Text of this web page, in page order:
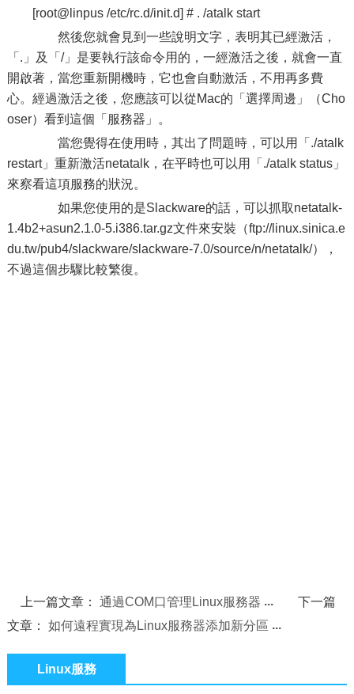
[root@linpus /etc/rc.d/init.d] # . /atalk start
然後您就會見到一些說明文字，表明其已經激活，
「.」及「/」是要執行該命令用的，一經激活之後，就會一直
開啟著，當您重新開機時，它也會自動激活，不用再多費
心。經過激活之後，您應該可以從Mac的「選擇周邊」（Cho
oser）看到這個「服務器」。
當您覺得在使用時，其出了問題時，可以用「./atalk
restart」重新激活netatalk，在平時也可以用「./atalk status」
來察看這項服務的狀況。
如果您使用的是Slackware的話，可以抓取netatalk-
1.4b2+asun2.1.0-5.i386.tar.gz文件來安裝（ftp://linux.sinica.e
du.tw/pub4/slackware/slackware-7.0/source/n/netatalk/），
不過這個步驟比較繁復。
上一篇文章：通過COM口管理Linux服務器
下一篇
文章： 如何遠程實現為Linux服務器添加新分區
Linux服務